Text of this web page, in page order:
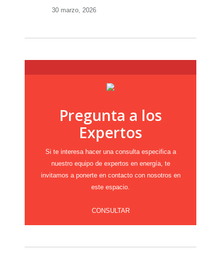
30 marzo, 2026
Pregunta a los
Expertos
Si te interesa hacer una consulta especifica a
nuestro equipo de expertos en energía, te
invitamos a ponerte en contacto con nosotros en
este espacio.
CONSULTAR